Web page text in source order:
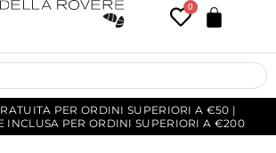
0
PER ORDINI SUPERIORI A €50 |
INCLUSA PER ORDINI SUPERIORI A €200